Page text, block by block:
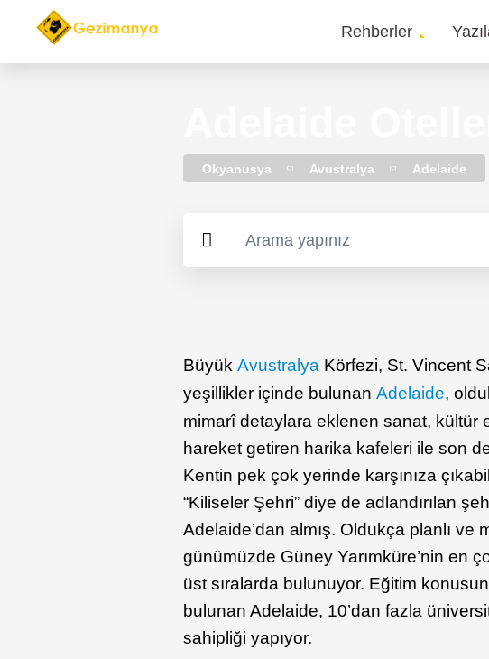
Main
Rehberler
Okyanusya Avustralya Adelaide
BüyükAvustralya Körfezi, St. Vincent
yeşillikler içinde bulunanAdelaide,
mimarî detaylara eklenen sanat, kültür
hareket getiren harika kafeleri ile son
Kentin pek çok yerinde karşınıza
“Kiliseler Şehri” diye de adlandırılan
Adelaide’dan almış. Oldukça planlı
günümüzde Güney Yarımküre’nin en
üst sıralarda bulunuyor. Eğitim
bulunan Adelaide, 10’dan fazla
sahipliği yapıyor.